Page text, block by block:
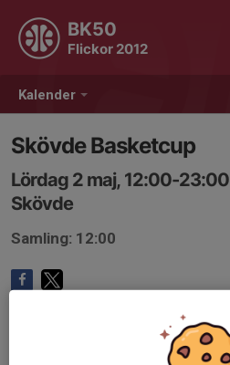
Kalender
BK50
Flickor 2012
Skövde Basketcup
Lördag 2 maj, 12:00-23:00
Skövde
Samling: 12:00